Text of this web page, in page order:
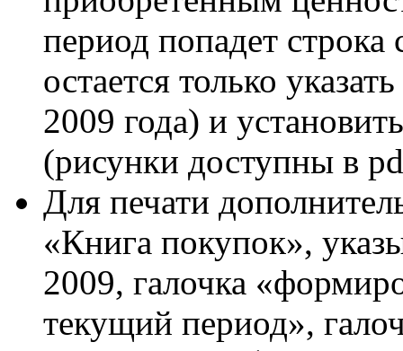
период попадет
остается только
2009 года) и
(рисунки доступны в
Для печати
«Книга покупок»,
2009, галочка
текущий период»,